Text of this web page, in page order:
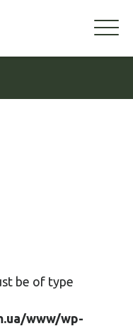
be of type
www/wp-